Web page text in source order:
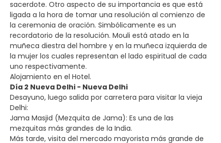
sacerdote. Otro aspecto de su importancia es que está
ligada a la hora de tomar una resolución al comienzo de
la ceremonia de oración. Simbólicamente es un
recordatorio de la resolución. Mouli está atado en la
muñeca diestra del hombre y en la muñeca izquierda de
la mujer los cuales representan el lado espiritual de cada
uno respectivamente.
Alojamiento en el Hotel.
Día 2 Nueva Delhi - Nueva Delhi
Desayuno, luego salida por carretera para visitar la vieja
Delhi:
Jama Masjid (Mezquita de Jama): Es una de las
mezquitas más grandes de la India.
Más tarde, visita del mercado mayorista más grande de